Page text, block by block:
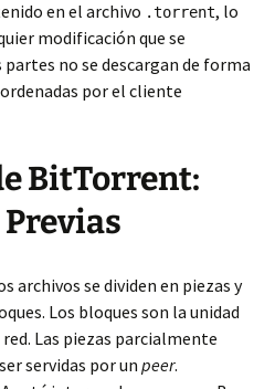
en el archivo .torrent, lo
modificación que se
partes no se descargan de forma
por el cliente
BitTorrent:
archivos se dividen en piezas y
Los bloques son la unidad
Las piezas parcialmente
servidas por un peer.